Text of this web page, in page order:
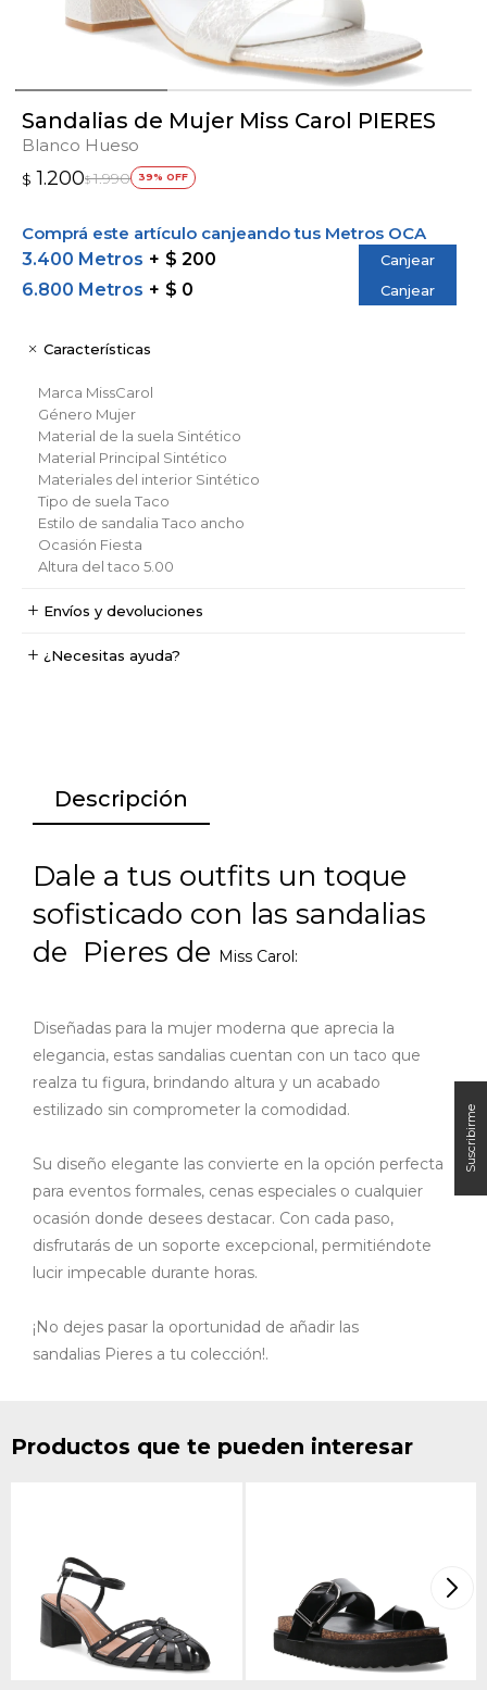
Sandalias de Mujer Miss Carol PIERES
Blanco Hueso
$ 1.200$ 1.990 39
Comprá este artículo canjeando tus Metros OCA
3.400 Metros
$ 200 Canjear
6.800 Metros $ 0 Canjear
Características
Marca MissCarol
Género Mujer
Material de la suela Sintético
Material Principal Sintético
Materiales del interior Sintético
Tipo de suela Taco
Estilo de sandalia Taco ancho
Ocasión Fiesta
Altura del taco 5.00
Envíos y devoluciones
¿Necesitas ayuda?
Descripción
Dale a tus outfits un toque
sofisticado con las sandalias
de Pieres de Miss Carol:
Diseñadas para la mujer moderna que aprecia la
elegancia, estas sandalias cuentan con un taco que
realza tu figura, brindando altura y un acabado
estilizado sin comprometer la comodidad.
Su diseño elegante las convierte en la opción perfecta
para eventos formales, cenas especiales o cualquier
ocasión donde desees destacar. Con cada paso,
disfrutarás de un soporte excepcional, permitiéndote
lucir impecable durante horas.
¡No dejes pasar la oportunidad de añadir las
sandalias Pieres a tu colección!.
Productos que te pueden interesar